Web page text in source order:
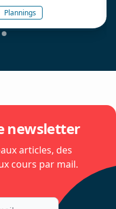
Plannings
newsletter
articles, des
cours par mail.